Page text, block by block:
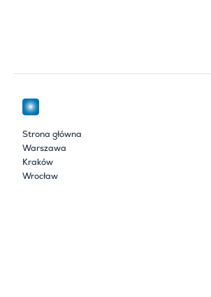
Strona główna
Warszawa
Kraków
Wrocław